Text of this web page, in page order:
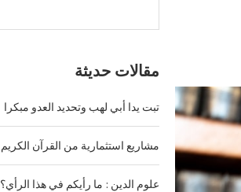
مقالات حديثة
تبت يدا أبي لهب وتحديد العدو مبكرا
مشاريع استثمارية من القرآن الكريم
علوم الدين : ما رأيكم في هذا الرأي؟